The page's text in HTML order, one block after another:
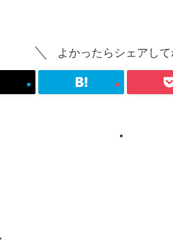
よかったらシェアして